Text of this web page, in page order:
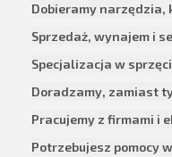
Dobieramy narzędzia,
Sprzedaż, wynajem i
Specjalizacja w
Doradzamy, zamiast
Pracujemy z firmami i
Potrzebujesz pomocy